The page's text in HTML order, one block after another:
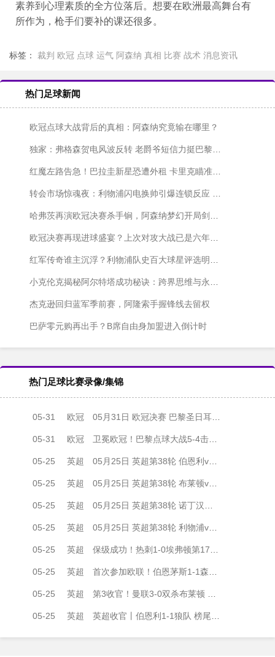
素养到心理素质的全方位落后。想要在欧洲最高舞台有
所作为，枪手们要补的课还很多。
标签： 裁判 欧冠 点球 运气 阿森纳 真相 比赛 战术 消息资讯
热门足球新闻
欧冠点球大战背后的真相：阿森纳究竟输在哪里？
独家：弗格森贺电风波反转 老爵爷短信力挺巴黎"真足球"
红魔左路告急！巴拉圭新星恐遭外租 卡里克瞄准枪手超新星
转会市场惊魂夜：利物浦闪电换帅引爆连锁反应 巴萨米兰各显神通
哈弗茨再演欧冠决赛杀手锏，阿森纳梦幻开局剑指大耳朵杯
欧冠决赛再现进球盛宴？上次对攻大战已是六年前皇马力克利物浦
红军传奇谁主沉浮？利物浦队史百大球星评选明日启动
小克伦克揭秘阿尔特塔成功秘诀：跨界思维与永不言弃的斗魂
杰克逊回归蓝军季前赛，阿隆索手握锋线去留权
巴萨零元购再出手？B席自由身加盟进入倒计时
热门足球比赛录像/集锦
05-31 欧冠 05月31日 欧冠决赛 巴黎圣日耳曼vs阿森纳 全场录像
05-31 欧冠 卫冕欧冠！巴黎点球大战5-4击败阿森纳夺冠 加布里埃尔、埃泽失点
05-25 英超 05月25日 英超第38轮 伯恩利vs狼队 全场录像
05-25 英超 05月25日 英超第38轮 布莱顿vs曼联 全场录像
05-25 英超 05月25日 英超第38轮 诺丁汉森林vs伯恩茅斯 全场录像
05-25 英超 05月25日 英超第38轮 利物浦vs布伦特福德 全场录像
05-25 英超 保级成功！热刺1-0埃弗顿第17收官 帕利尼亚制胜热刺近6轮仅1负
05-25 英超 首次参加欧联！伯恩茅斯1-1森林收官 塔韦尼耶救主怀特远射破门
05-25 英超 第3收官！曼联3-0双杀布莱顿 B费传射+21助破纪录独享英超助攻王
05-25 英超 英超收官丨伯恩利1-1狼队 榜尾大战握手言和 两队双双降入英冠